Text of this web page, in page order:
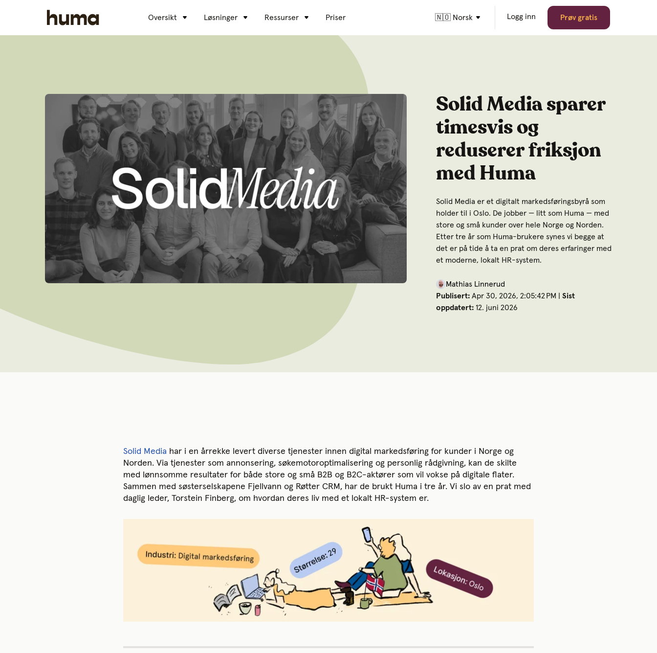
Oversikt Løsninger Ressurser Priser 🇳🇴 Norsk Logg inn Prøv gratis
Solid Media sparer
timesvis og
reduserer friksjon
med Huma
Solid Media er et digitalt markedsføringsbyrå som
holder til i Oslo. De jobber — litt som Huma — med
store og små kunder over hele Norge og Norden.
Etter tre år som Huma-brukere synes vi begge at
det er på tide å ta en prat om deres erfaringer med
et moderne, lokalt HR-system.
Mathias Linnerud
Publisert: Apr 30, 2026, 2:05:42 PM | Sist
oppdatert: 12. juni 2026
Solid Media har i en årrekke levert diverse tjenester innen digital markedsføring for kunder i Norge og
Norden. Via tjenester som annonsering, søkemotoroptimalisering og personlig rådgivning, kan de skilte
med lønnsomme resultater for både store og små B2B og B2C-aktører som vil vokse på digitale flater.
Sammen med søsterselskapene Fjellvann og Røtter CRM, har de brukt Huma i tre år. Vi slo av en prat med
daglig leder, Torstein Finberg, om hvordan deres liv med et lokalt HR-system er.